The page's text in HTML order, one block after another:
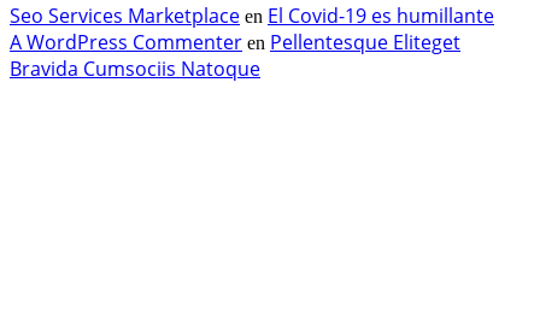
Seo Services Marketplace en El Covid-19 es humillante
A WordPress Commenter en Pellentesque Eliteget
Bravida Cumsociis Natoque